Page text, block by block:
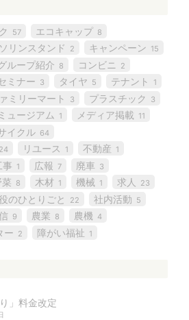
57 エコキャップ 8
リンスタンド 2 キャンペーン 15
ループ紹介 8 コンビニ 2
ミナー 3 タイヤ 5 テナント 1
ミリーマート 3 プラスチック 3
ミュージアム 1 メディア掲載 11
イクル 64
24 リユース 1 不動産 1
事 1 広報 7 廃車 3
8 木材 1 機械 1 求人 23
のひとりごと 22 社内活動 5
9 農業 8 農機 4
ー 2 障がい福祉 1
」料金改定